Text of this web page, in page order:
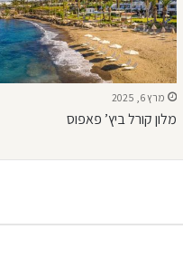
מרץ 6, 2025
מלון קורל ביץ’ פאפוס